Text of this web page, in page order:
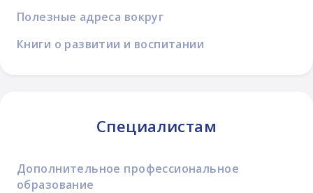
Полезные адреса вокруг
Книги о развитии и воспитании
Специалистам
Дополнительное профессиональное
образование